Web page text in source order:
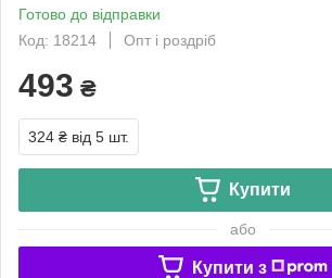
Готово до відправки
Код: 18214
Опт і роздріб
493 ₴
324 ₴ від 5 шт.
Купити
або
Купити з